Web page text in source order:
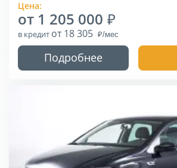
Цена:
от 1 205 000
в кредит от 18 305
Подробнее